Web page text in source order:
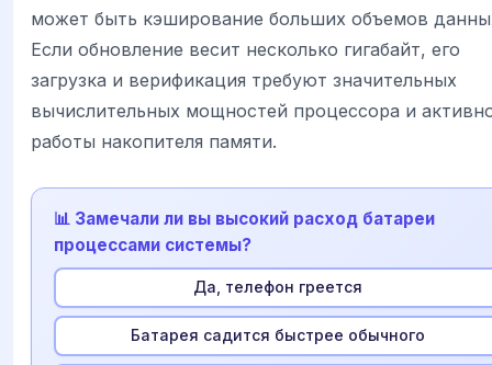
может быть кэширование больших объемов
Если обновление весит несколько гигабайт, его
загрузка и верификация требуют значительных
вычислительных мощностей процессора и
работы накопителя памяти.
📊 Замечали ли вы высокий расход батареи
процессами системы?
Да, телефон греется
Батарея садится быстрее обычного